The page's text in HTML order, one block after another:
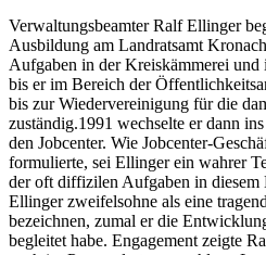
Verwaltungsbeamter Ralf Ellinger
Ausbildung am Landratsamt
Aufgaben in der Kreiskämmerei und
bis er im Bereich der
bis zur Wiedervereinigung für die
zuständig.1991 wechselte er dann
den Jobcenter. Wie Jobcenter-
formulierte, sei Ellinger ein wahrer
der oft diffizilen Aufgaben in diesem
Ellinger zweifelsohne als eine
bezeichnen, zumal er die
begleitet habe. Engagement zeigte